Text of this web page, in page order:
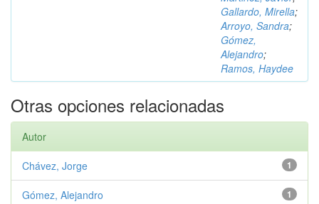
Gallardo, Mirella;
Arroyo, Sandra;
Gómez,
Alejandro;
Ramos, Haydee
Otras opciones relacionadas
Autor
1
Chávez, Jorge
1
Gómez, Alejandro